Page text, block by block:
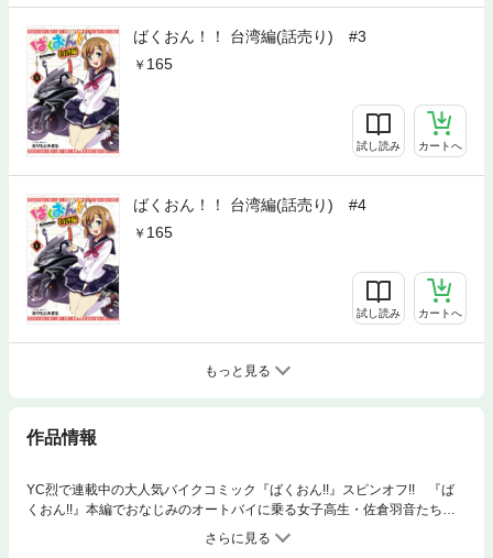
ばくおん！！ 台湾編(話売り) #3
165
試し読み カートへ
ばくおん！！ 台湾編(話売り) #4
165
試し読み カートへ
もっと見る
作品情報
YC烈で連載中の大人気バイクコミック『ばくおん!!』スピンオフ!! 『ば
くおん!!』本編でおなじみのオートバイに乗る女子高生・佐倉羽音たち
が”バイク天国”と呼ばれる”台湾”で食べ歩きツーリングに挑戦!!